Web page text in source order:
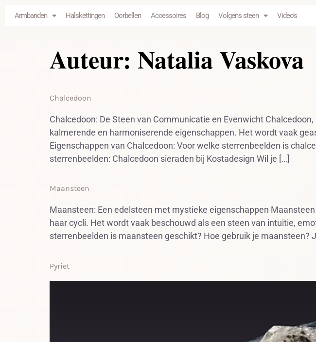
inhoudArmbanden Halskettingen Oorbellen Accessoires Blog Volgens steen Video’s
Auteur: Natalia Vaskova
Chalcedoon
Chalcedoon: De Steen van Communicatie en Evenwicht
kalmerende en harmoniserende eigenschappen. Het wordt vaak
Eigenschappen van Chalcedoon: Voor welke sterrenbeelden is
sterrenbeelden: Chalcedoon sieraden bij Kostadesign Wil je […]
Maansteen
Maansteen: Een edelsteen met mystieke eigenschappen
haar cycli. Het wordt vaak beschouwd als een steen van intuïtie,
sterrenbeelden is maansteen geschikt? Hoe gebruik je
Pyriet